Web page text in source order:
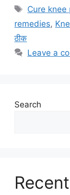
Tags
Cure knee
remedies,
ठीक
Leave a
Search